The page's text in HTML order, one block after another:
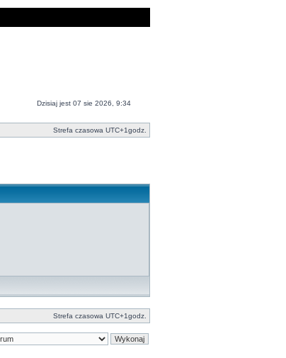
Dzisiaj jest 07 sie 2026, 9:34
Strefa czasowa UTC+1godz.
Strefa czasowa UTC+1godz.